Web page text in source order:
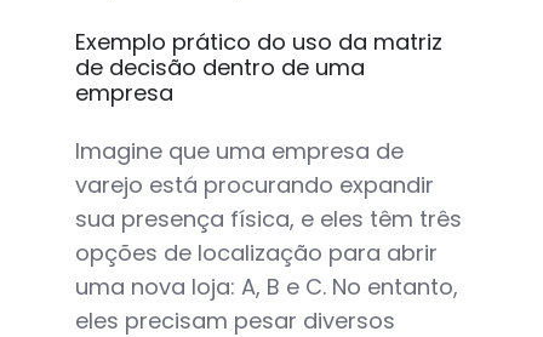
Exemplo prático do uso da matriz
de decisão dentro de uma
empresa
Imagine que uma empresa de
varejo está procurando expandir
sua presença física, e eles têm três
opções de localização para abrir
uma nova loja: A, B e C. No entanto,
eles precisam pesar diversos